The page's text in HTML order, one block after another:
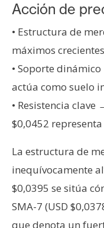
Acción de
• Estructura de
máximos
• Soporte
actúa como suelo
• Resistencia
$0,0452
La estructura de
inequívocamente
$0,0395 se sitúa
SMA-7 (USD
que denota un